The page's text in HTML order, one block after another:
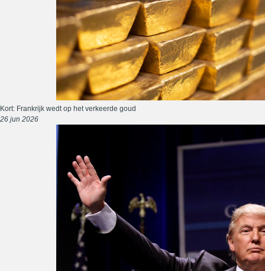
Kort: Frankrijk wedt op het verkeerde goud
26 jun 2026